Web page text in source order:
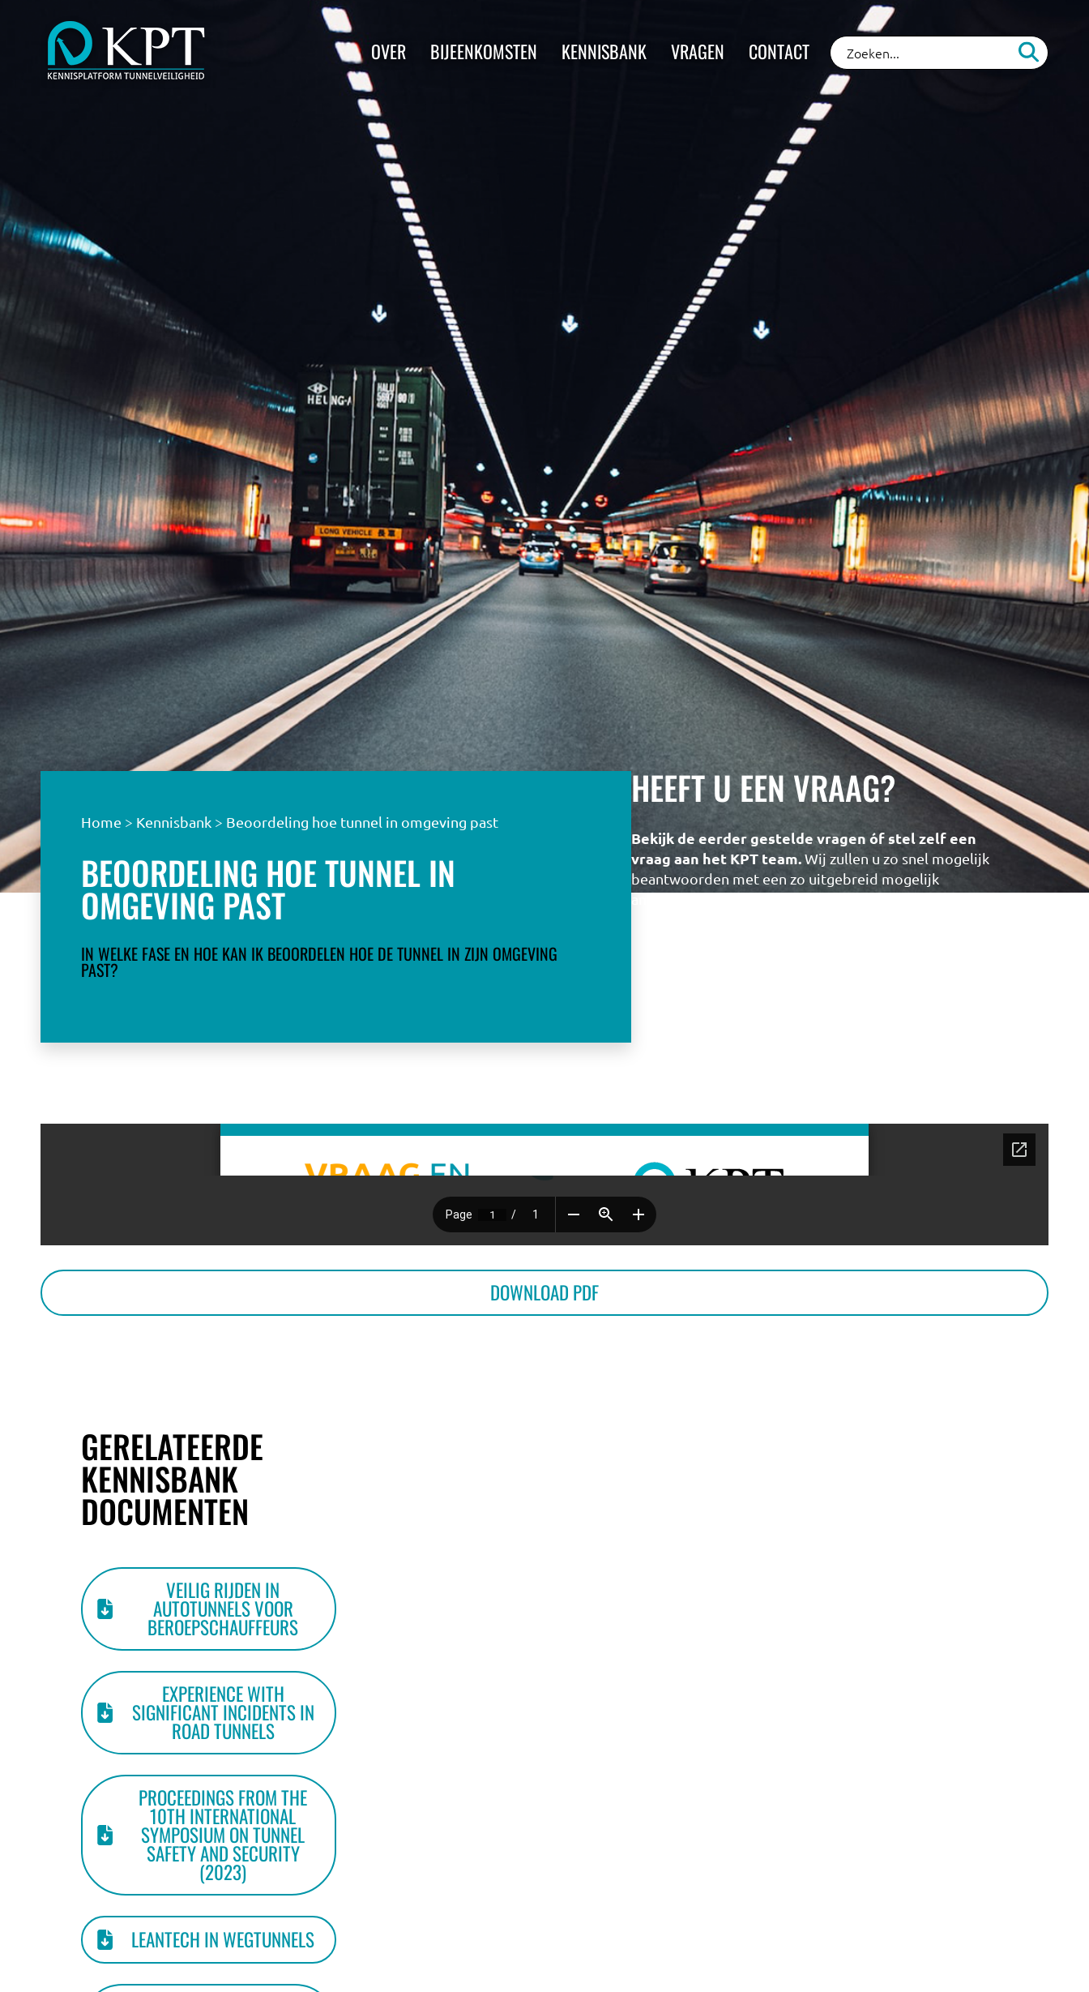
OVER BIJEENKOMSTEN KENNISBANK VRAGEN CONTACT
Home > Kennisbank > Beoordeling hoe tunnel in omgeving past
BEOORDELING HOE TUNNEL IN
OMGEVING PAST
IN WELKE FASE EN HOE KAN IK BEOORDELEN HOE DE TUNNEL IN ZIJN OMGEVING
PAST?
HEEFT U EEN VRAAG?
Bekijk de eerder gestelde vragen óf stel zelf een
vraag aan het KPT team.Wij zullen u zo snel mogelijk
beantwoorden met een zo uitgebreid mogelijk
DOWNLOAD PDF
GERELATEERDE
KENNISBANK
DOCUMENTEN
VEILIG RIJDEN IN
AUTOTUNNELS VOOR
BEROEPSCHAUFFEURS
EXPERIENCE WITH
SIGNIFICANT INCIDENTS IN
ROAD TUNNELS
PROCEEDINGS FROM THE
10TH INTERNATIONAL
SYMPOSIUM ON TUNNEL
SAFETY AND SECURITY
(2023)
LEANTECH IN WEGTUNNELS